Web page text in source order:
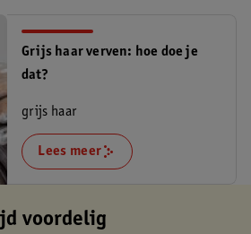
Grijs haar verven: hoe doe je
dat?
grijs haar
Lees meer
voordelig